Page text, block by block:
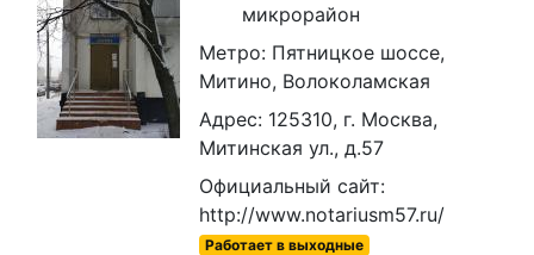
микрорайон
Метро: Пятницкое шоссе,
Митино, Волоколамская
Адрес: 125310, г. Москва,
Митинская ул., д.57
Официальный сайт:
http://www.notariusm57.ru/
Работает в выходные